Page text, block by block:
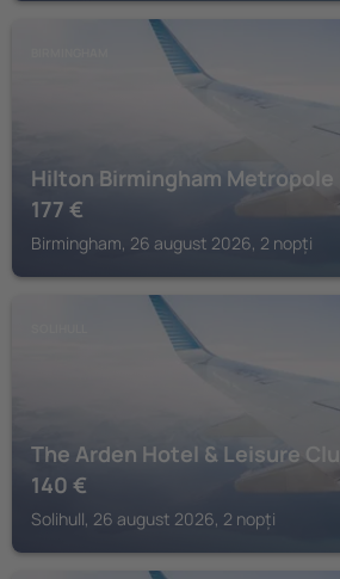
Hilton Birmingham Metropole
177 €
Birmingham, 26 august 2026, 2 nopți
The Arden Hotel & Leisure Club
140 €
Solihull, 26 august 2026, 2 nopți